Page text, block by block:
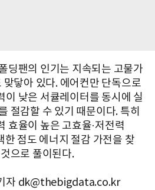
딩팬의 인기는 지속되는 고물가
닿아 있다. 에어컨만 단독으로
이 낮은 서큘레이터를 동시에 실
절감할 수 있기 때문이다. 특히
효율이 높은 고효율·저전력
한 점도 에너지 절감 가전을 찾
으로 풀이된다.
자 dk@thebigdata.co.kr